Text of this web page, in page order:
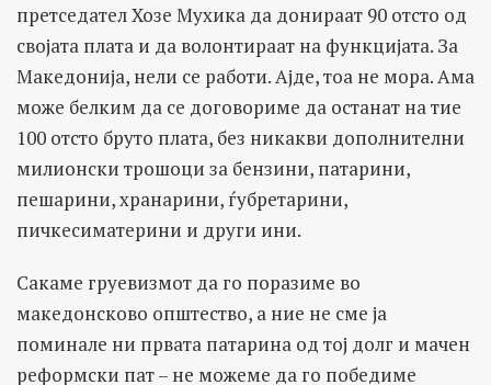
претседател Хозе Мухика да донираат 90 отсто од
својата плата и да волонтираат на функцијата. За
Македонија, нели се работи. Ајде, тоа не мора. Ама
може белким да се договориме да останат на тие
100 отсто бруто плата, без никакви дополнителни
милионски трошоци за бензини, патарини,
пешарини, хранарини, ѓубретарини,
пичкесиматерини и други ини.
Сакаме груевизмот да го поразиме во
македонсково општество, а ние не сме ја
поминале ни првата патарина од тој долг и мачен
реформски пат – не можеме да го победиме